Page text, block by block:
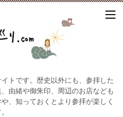
トです。歴史以外にも、参拝した
由緒や御朱印、周辺のお店なども
、知っておくとより参拝が楽しく